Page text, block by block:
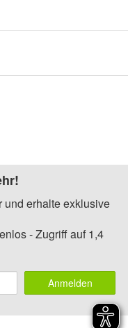
und erhalte exklusive
- Zugriff auf 1,4
Anmelden